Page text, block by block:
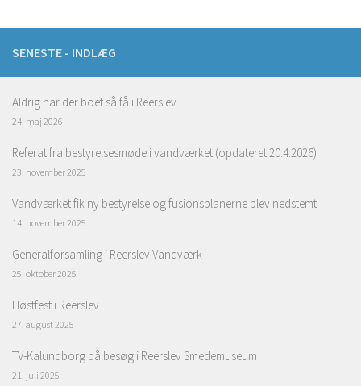
SENESTE - INDLÆG
Aldrig har der boet så få i Reerslev
24. maj 2026
Referat fra bestyrelsesmøde i vandværket (opdateret 20.4.2026)
23. november 2025
Vandværket fik ny bestyrelse og fusionsplanerne blev nedstemt
14. november 2025
Generalforsamling i Reerslev Vandværk
25. oktober 2025
Høstfest i Reerslev
27. august 2025
TV-Kalundborg på besøg i Reerslev Smedemuseum
21. juli 2025